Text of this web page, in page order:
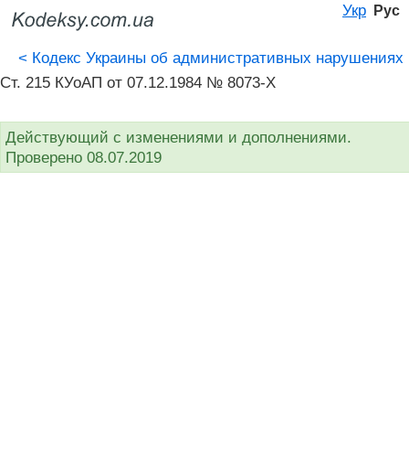
Укр Рус
< Кодекс Украины об административных нарушениях
Ст. 215 КУоАП от 07.12.1984 № 8073-X
Действующий с изменениями и дополнениями.
Проверено 08.07.2019